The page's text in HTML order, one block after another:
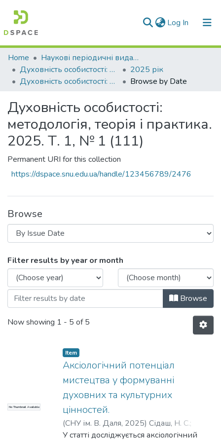
Log In (current)
Communities & Collections
All of DSpace
Home
Наукові періодичні видання СНУ ім. В. Даля
Духовність особистості: методологія, теорія і практика
2025 рік
Духовність особистості: методологія, теорія і практика. 2025. Т. 1, № 1 (111)
Browse by Date
Духовність особистості:
методологія, теорія і практика.
2025. Т. 1, № 1 (111)
Permanent URI for this collection
https://dspace.snu.edu.ua/handle/123456789/2476
Browse
Browsing Духовність особистості:
Filter results by year or month
Browse
Now showing 1 - 5 of 5
No Thumbnail Available
Item
Аксіологічний потенціал
мистецтва у формуванні
духовних та культурних
цінностей.
(СНУ ім. В. Даля, 2025) Сідаш, Н. С.;
Sidash, N. S.
У статті досліджується аксіологічний